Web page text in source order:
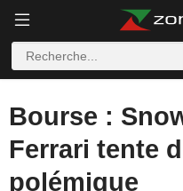
Bourse :
Ferrari tente
polémique